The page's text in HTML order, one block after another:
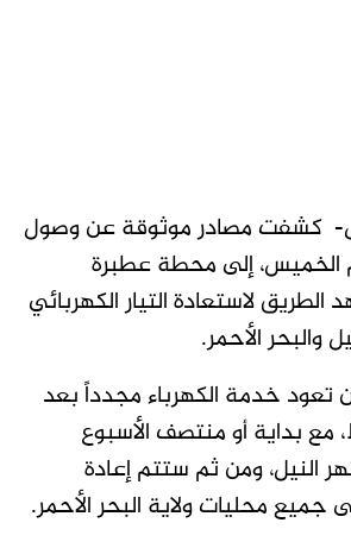
كشفت مصادر موثوقة عن وصول
الخميس، إلى محطة عطبرة
الطريق لاستعادة التيار الكهربائي
والبحر الأحمر.
تعود خدمة الكهرباء مجدداً بعد
مع بداية أو منتصف الأسبوع
النيل، ومن ثم ستتم إعادة
جميع محليات ولاية البحر الأحمر.